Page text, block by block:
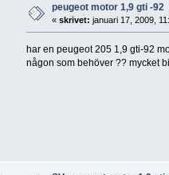
peugeot motor 1,9 gti -92
« skrivet: januari 17, 2009,
har en peugeot 205 1,9 gti-92
någon som behöver ?? mycket